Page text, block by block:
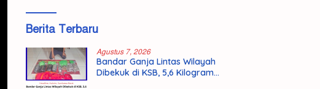
Berita Terbaru
Agustus 7, 2026
Bandar Ganja Lintas Wilayah
Dibekuk di KSB, 5,6 Kilogram